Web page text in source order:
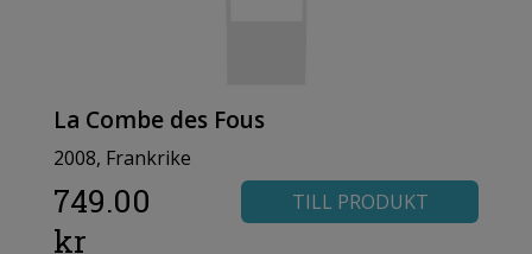
La Combe des Fous
2008, Frankrike
749.00
kr
TILL PRODUKT